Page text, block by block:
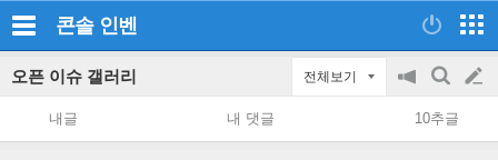
콘솔 인벤
오픈 이슈 갤러리 전체보기
공
지
on/off
검
색
글
쓰
내글 내 댓글 10추글